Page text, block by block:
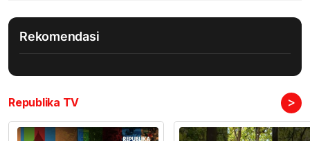
Rekomendasi
Republika TV >